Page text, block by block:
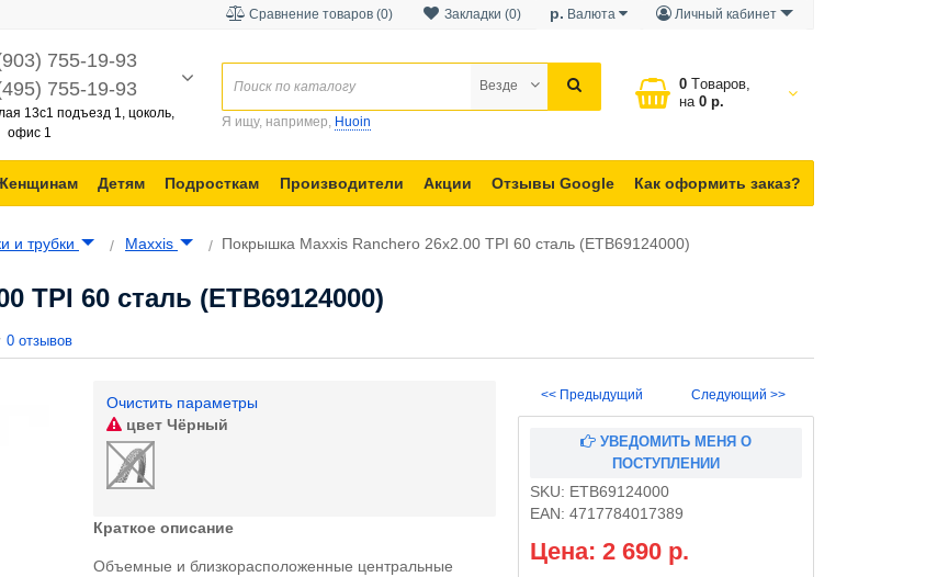
Личный кабинет
р. Валюта
Закладки (0)
Сравнение товаров (0)
755-19-93
755-19-93
13с1 подъезд 1, цоколь,
офис 1
0 Tоваров,
на
0 р.
Везде
Я ищу, например, Huoin
Детям Подросткам Производители Акции Отзывы Google Как оформить заказ?
и трубки Maxxis Покрышка Maxxis Ranchero 26x2.00 TPI 60 сталь (ETB69124000)
TPI 60 сталь (ETB69124000)
0 отзывов
Очистить параметры
цветЧёрный
Краткое описание
Объемные и близкорасположенные центральные
<< Предыдущий Следующий >>
УВЕДОМИТЬ МЕНЯ О
ПОСТУПЛЕНИИ
SKU: ETB69124000
EAN: 4717784017389
Цена: 2 690 р.